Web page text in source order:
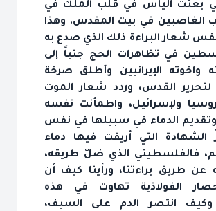
بعثت اليأس في قلب الملك في
الغاصبين في بيت المقدس. وهذا
شعار البراءة ذلك الذي صدع به
في تظاهرات الحج جنباً إلى
واخوته الإيرانيين وأطلق صرخة
لتحرير القدس، وردد شعار الموت
ولإسرائيل، واطمأنت نفسه
وتقديم الدماء في سبيلها في نفس
التي أريقت فيها دماء
فالفلسطيني الذي ضلّ طريقه،
طريق براءتنا، ورأينا كيف أن
الفولاذية تهاوت في هذه
وكيف انتصر الدم على السيف،